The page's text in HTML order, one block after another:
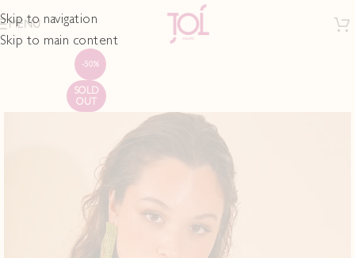
Skip to navigation
Skip to main content
MENU
-50%
SOLD
OUT